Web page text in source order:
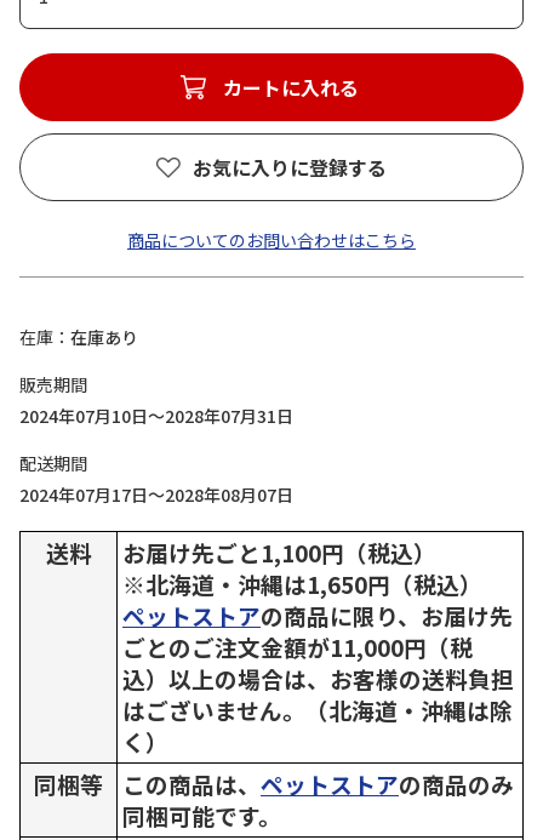
カートに入れる
お気に入りに登録する
商品についてのお問い合わせはこちら
在庫
在庫あり
販売期間
2024年07月10日～2028年07月31日
配送期間
2024年07月17日～2028年08月07日
送料
お届け先ごと1,100円（税込）
※北海道・沖縄は1,650円（税込）
ペットストアの商品に限り、お届け先
ごとのご注文金額が11,000円（税
込）以上の場合は、お客様の送料負担
はございません。（北海道・沖縄は除
く）
同梱等
この商品は、 ペットストアの商品のみ
同梱可能です。